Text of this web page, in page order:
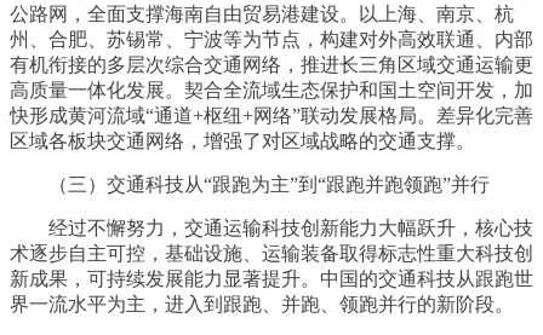
公路网，全面支撑海南自由贸易港建设。以上海、南京、杭
州、合肥、苏锡常、宁波等为节点，构建对外高效联通、内部
有机衔接的多层次综合交通网络，推进长三角区域交通运输更
高质量一体化发展。契合全流域生态保护和国土空间开发，加
快形成黄河流域“通道+枢纽+网络”联动发展格局。差异化完善
区域各板块交通网络，增强了对区域战略的交通支撑。
（三）交通科技从“跟跑为主”到“跟跑并跑领跑”并行
经过不懈努力，交通运输科技创新能力大幅跃升，核心技
术逐步自主可控，基础设施、运输装备取得标志性重大科技创
新成果，可持续发展能力显著提升。中国的交通科技从跟跑世
界一流水平为主，进入到跟跑、并跑、领跑并行的新阶段。